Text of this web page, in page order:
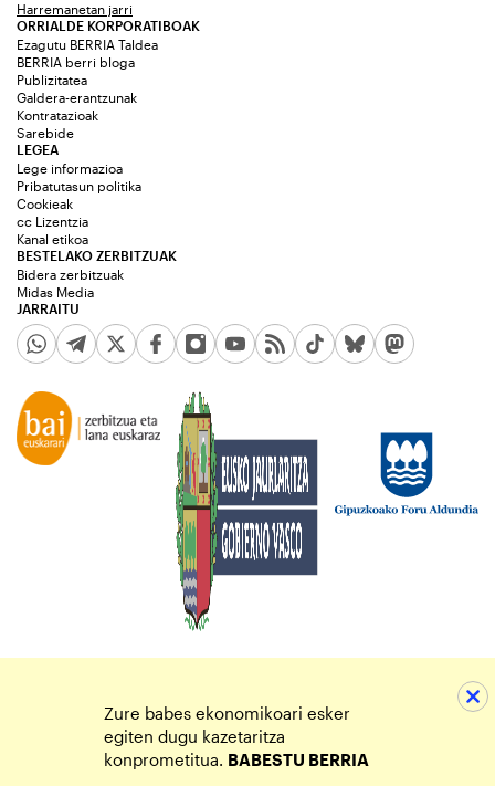
Harremanetan jarri
ORRIALDE KORPORATIBOAK
Ezagutu BERRIA Taldea
BERRIA berri bloga
Publizitatea
Galdera-erantzunak
Kontratazioak
Sarebide
JARRAITU
LEGEA
Lege informazioa
Pribatutasun politika
Cookieak
cc Lizentzia
Kanal etikoa
BESTELAKO ZERBITZUAK
Bidera zerbitzuak
Midas Media
Zure babes ekonomikoari esker
egiten dugu kazetaritza
konprometitua. BABESTU BERRIA